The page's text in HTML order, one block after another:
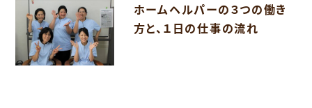
ホームヘルパーの３つの働き
方と、１日の仕事の流れ